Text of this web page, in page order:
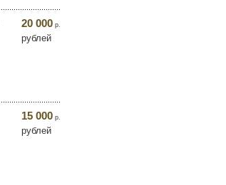
20 000 р.
рублей
15 000 р.
рублей